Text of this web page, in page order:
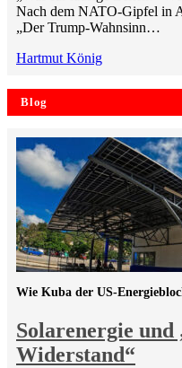
Nach dem NATO-Gipfel in
„Der Trump-Wahnsinn…
Hartmut König
Blog
Solarenergie
Widerstand“
Wie Kuba der US-